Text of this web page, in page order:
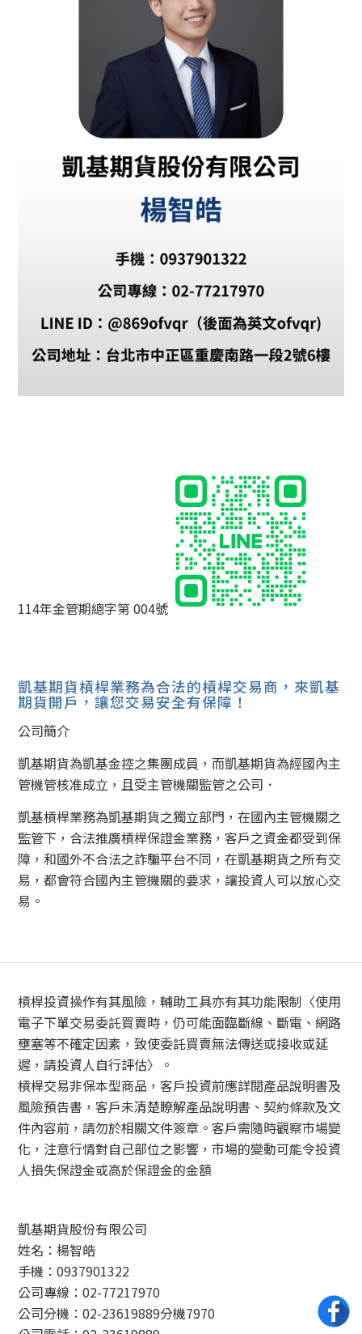
114年金管期總字第 004號
凱基期貨槓桿業務為合法的槓桿交易商，來凱基
期貨開戶，讓您交易安全有保障！
公司簡介
凱基期貨為凱基金控之集團成員，而凱基期貨為經國內主
管機管核准成立，且受主管機關監管之公司．
凱基槓桿業務為凱基期貨之獨立部門，在國內主管機關之
監管下，合法推廣槓桿保證金業務，客戶之資金都受到保
障，和國外不合法之詐騙平台不同，在凱基期貨之所有交
易，都會符合國內主管機關的要求，讓投資人可以放心交
易。
槓桿投資操作有其風險，輔助工具亦有其功能限制〈使用
電子下單交易委託買賣時，仍可能面臨斷線、斷電、網路
壅塞等不確定因素，致使委託買賣無法傳送或接收或延
遲，請投資人自行評估〉。
槓桿交易非保本型商品，客戶投資前應詳閱產品說明書及
風險預告書，客戶未清楚瞭解產品說明書、契約條款及文
件內容前，請勿於相關文件簽章。客戶需隨時觀察市場變
化，注意行情對自己部位之影響，市場的變動可能令投資
人損失保證金或高於保證金的金額
凱基期貨股份有限公司
姓名：楊智皓
手機：0937901322
公司專線：02-77217970
公司分機：02-23619889分機7970